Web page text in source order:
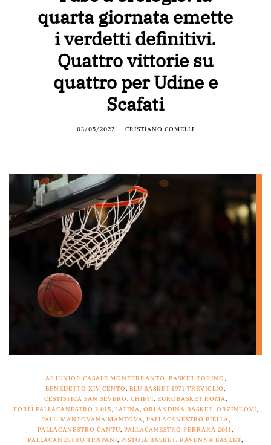
quarta giornata emette
i verdetti definitivi.
Quattro vittorie su
quattro per Udine e
Scafati
03/05/2022 CRISTIANO COMELLI
AS JUNIOR CASALE MONFERRANTO, BASKET TORINO,
BENEDETTO XIV CENTO, BLU BASKET 1971 TREVIGLIO,
CESTISTICA SAN SEVERO, CHIETI, EUROBASKET ROMA,
FORLÌ PALLACANESTRO 2.015, LATINA, ORLANDINA BASKET, ORZINUOVI,
PALL. MANTOVANA MANTOVA, PALLACANESTRO BIELLA,
PALLACANESTRO CANTÙ, PALLACANESTRO FERRARA 2011,
PALLACANESTRO TRAPANI, PISTOIA BASKET, RAVENNA BASKET,